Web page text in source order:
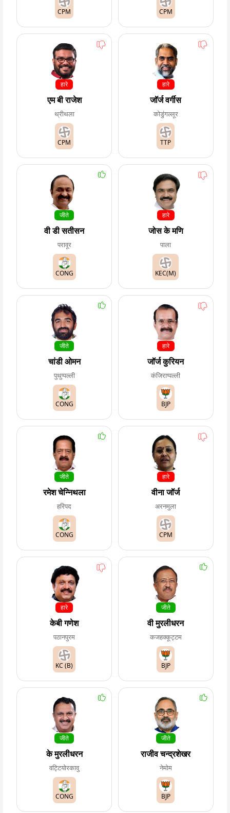
CPM CPM
हारे
एम बी राजेश
थ्रीथला
CPM
हारे
जॉर्ज वर्गीस
कोडुंगल्लूर
TTP
जीते
वी डी सतीसन
परावूर
CONG
हारे
जोस के मणि
पाला
KEC(M)
जीते
चांडी ओमन
पुथुप्पल्ली
CONG
हारे
जॉर्ज कुरियन
कंजिराप्पल्ली
BJP
जीते
रमेश चेन्निथला
हरिपद
CONG
हारे
वीना जॉर्ज
अरनमुला
CPM
हारे
केबी गणेश
पठानपुरम
KC (B)
जीते
वी मुरलीधरन
कजहक्कूट्टम
BJP
जीते
के मुरलीधरन
वट्टियोरकावु
CONG
जीते
राजीव चन्द्रशेखर
नेमोम
BJP